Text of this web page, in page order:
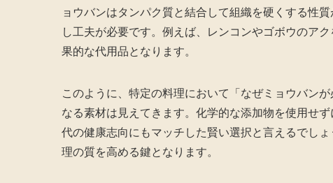
ョウバンはタンパク質と結合して組織を硬くする性
し工夫が必要です。例えば、レンコンやゴボウのア
果的な代用品となります。
このように、特定の料理において「なぜミョウバン
なる素材は見えてきます。化学的な添加物を使用せ
代の健康志向にもマッチした賢い選択と言えるでし
理の質を高める鍵となります。